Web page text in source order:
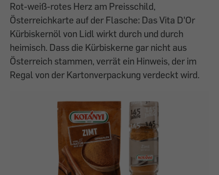
Rot-weiß-rotes Herz am Preisschild,
Österreichkarte auf der Flasche: Das Vita D'Or
Kürbiskernöl von Lidl wirkt durch und durch
heimisch. Dass die Kürbiskerne gar nicht aus
Österreich stammen, verrät ein Hinweis, der im
Regal von der Kartonverpackung verdeckt wird.